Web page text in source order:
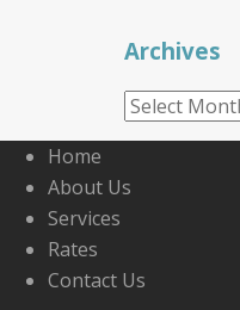
Archives
Archives
Home
About Us
Services
Rates
Contact Us